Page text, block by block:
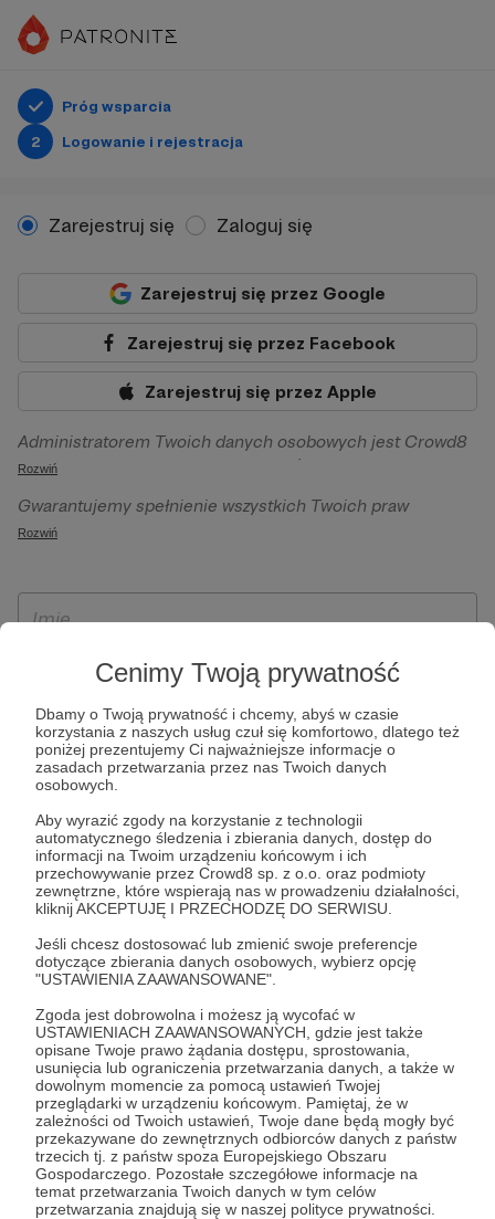
Cenimy Twoją prywatność
Dbamy o Twoją prywatność i chcemy, abyś w czasie
korzystania z naszych usług czuł się komfortowo, dlatego też
poniżej prezentujemy Ci najważniejsze informacje o
zasadach przetwarzania przez nas Twoich danych
osobowych.
Aby wyrazić zgody na korzystanie z technologii
automatycznego śledzenia i zbierania danych, dostęp do
informacji na Twoim urządzeniu końcowym i ich
przechowywanie przez Crowd8 sp. z o.o. oraz podmioty
zewnętrzne, które wspierają nas w prowadzeniu działalności,
kliknij AKCEPTUJĘ I PRZECHODZĘ DO SERWISU.
Jeśli chcesz dostosować lub zmienić swoje preferencje
dotyczące zbierania danych osobowych, wybierz opcję
"USTAWIENIA ZAAWANSOWANE".
Zgoda jest dobrowolna i możesz ją wycofać w
USTAWIENIACH ZAAWANSOWANYCH, gdzie jest także
opisane Twoje prawo żądania dostępu, sprostowania,
usunięcia lub ograniczenia przetwarzania danych, a także w
dowolnym momencie za pomocą ustawień Twojej
przeglądarki w urządzeniu końcowym. Pamiętaj, że w
zależności od Twoich ustawień, Twoje dane będą mogły być
przekazywane do zewnętrznych odbiorców danych z państw
trzecich tj. z państw spoza Europejskiego Obszaru
Gospodarczego. Pozostałe szczegółowe informacje na
temat przetwarzania Twoich danych w tym celów
przetwarzania znajdują się w naszej polityce prywatności.
Próg wsparcia
2
Logowanie i rejestracja
Zarejestruj się Zaloguj się
Zarejestruj się przez Google
Zarejestruj się przez Facebook
Zarejestruj się przez Apple
Administratorem Twoich danych osobowych jest Crowd8
sp. z o.o. z siedziba w Warszawie, ul. Żwirki i Wigury 16, 02-
092 Warszawa. Twoje dane osobowe będą przetwarzane w
szczególności w celu wykonania umowy zawartej z Tobą, w
Patronite.pl, w tym możliwości dokonywania oraz
otrzymywania wsparcia na naszej platformie oraz
Rozwiń
Gwarantujemy spełnienie wszystkich Twoich praw
wynikających z ogólnego rozporządzenia o ochronie
ich przenoszenia, niepodlegania zautomatyzowanemu
wyrażenia sprzeciwu wobec przetwarzania Twoich danych
osobowych. Rejestracja dla osób niepełnoletnich możliwa
jest po przekazaniu podpisanego formularza "Zgodna na
założenie konta przez osobę niepełnoletnią", formularz
dostępny jest na stronie regulaminu Patronite.pl.
Rozwiń
* Zapoznałem się i akceptujęRegulaminserwisu oraz
* Wyrażam zgodę na przetwarzanie moich danych
osobowych podanych w formularzu rejestracyjnym w celu
prawidłowego świadczenia usług serwisu Patronite.
Wyrażam zgodę na otrzymywanie drogą elektroniczną
informacji handlowych - newslettera. Opcja ta może zostać
zmieniona w ustawieniach konta.